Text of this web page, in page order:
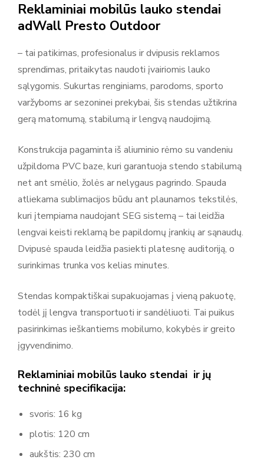
Reklaminiai mobilūs lauko stendai
adWall Presto Outdoor
– tai patikimas, profesionalus ir dvipusis reklamos
sprendimas, pritaikytas naudoti įvairiomis lauko
sąlygomis. Sukurtas renginiams, parodoms, sporto
varžyboms ar sezoninei prekybai, šis stendas užtikrina
gerą matomumą, stabilumą ir lengvą naudojimą.
Konstrukcija pagaminta iš aliuminio rėmo su vandeniu
užpildoma PVC baze, kuri garantuoja stendo stabilumą
net ant smėlio, žolės ar nelygaus pagrindo. Spauda
atliekama sublimacijos būdu ant plaunamos tekstilės,
kuri įtempiama naudojant SEG sistemą – tai leidžia
lengvai keisti reklamą be papildomų įrankių ar sąnaudų.
Dvipusė spauda leidžia pasiekti platesnę auditoriją, o
surinkimas trunka vos kelias minutes.
Stendas kompaktiškai supakuojamas į vieną pakuotę,
todėl jį lengva transportuoti ir sandėliuoti. Tai puikus
pasirinkimas ieškantiems mobilumo, kokybės ir greito
įgyvendinimo.
Reklaminiai mobilūs lauko stendai ir jų
techninė specifikacija:
svoris: 16 kg
plotis: 120 cm
aukštis: 230 cm
Daugiau prekių
Adsystem
Adsystem – reklaminiai sprendimai, stendai ir parodų įranga
kuriantis įvairius reklamos sprendimus ir ekspozicinius
įrenginius verslui ir renginiams. Produktų asortimentą sudaro
reklaminės sienelės, roll-up stendai, šviesdėžės (lightbox),
parodų stendai, baneriai ir kitos sistemos reklamai bei
ekspozicijoms. Adsystem gaminiai yra moduliniai, mobilūs ir
lengvai surenkami, todėl tinka naudojimui parodose,
renginiuose, prekybos vietose ir komunikacijos erdvėse, kur
svarbu aiškiai ir efektyviai pristatyti prekę ar prekės ženklą.
Pagal 0 atsiliepimų
Rašyti atsiliepimą
Nėra atsiliepimų.